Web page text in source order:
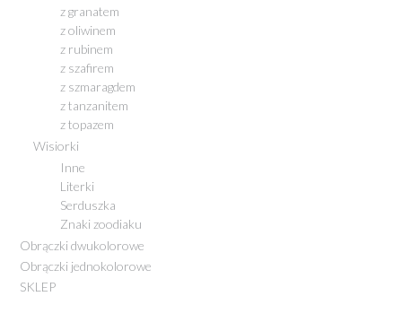
z granatem
z oliwinem
z rubinem
z szafirem
z szmaragdem
z tanzanitem
z topazem
Wisiorki
Inne
Literki
Serduszka
Znaki zoodiaku
Obrączki dwukolorowe
Obrączki jednokolorowe
SKLEP